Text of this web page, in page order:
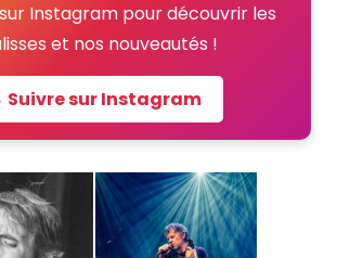
Instagram pour découvrir les
et nos nouveautés !
Suivre sur Instagram